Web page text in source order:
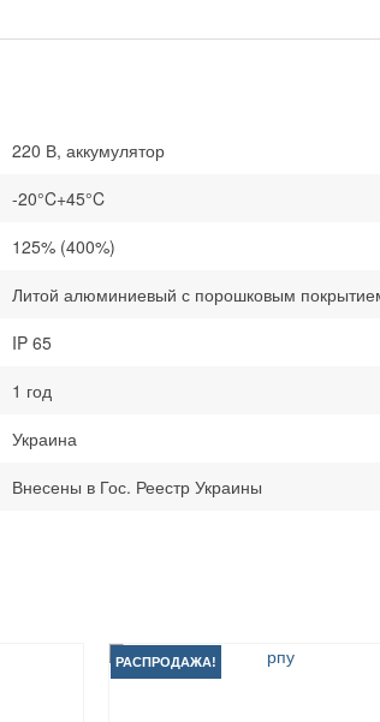
220 В, аккумулятор
-20°C+45°C
125% (400%)
Литой алюминиевый с порошковым
IP 65
1 год
Украина
Внесены в Гос. Реестр Украины
РАСПРОДАЖА!